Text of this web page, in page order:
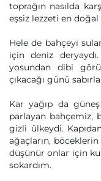
toprağın nasılda
eşsiz lezzeti en
Hele de bahçeyi
için deniz
yosundan dibi
çıkacağı günü
Kar yağıp da
parlayan bahçemiz,
gizli ülkeydi.
ağaçların,
düşünür onlar için
sokardım.